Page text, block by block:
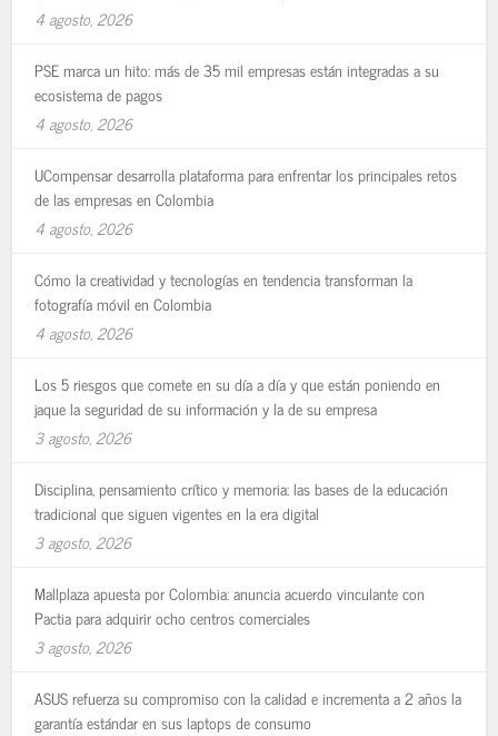
4 agosto, 2026
PSE marca un hito: más de 35 mil empresas están integradas a su
ecosistema de pagos
4 agosto, 2026
UCompensar desarrolla plataforma para enfrentar los principales retos
de las empresas en Colombia
4 agosto, 2026
Cómo la creatividad y tecnologías en tendencia transforman la
fotografía móvil en Colombia
4 agosto, 2026
Los 5 riesgos que comete en su día a día y que están poniendo en
jaque la seguridad de su información y la de su empresa
3 agosto, 2026
Disciplina, pensamiento crítico y memoria: las bases de la educación
tradicional que siguen vigentes en la era digital
3 agosto, 2026
Mallplaza apuesta por Colombia: anuncia acuerdo vinculante con
Pactia para adquirir ocho centros comerciales
3 agosto, 2026
ASUS refuerza su compromiso con la calidad e incrementa a 2 años la
garantía estándar en sus laptops de consumo